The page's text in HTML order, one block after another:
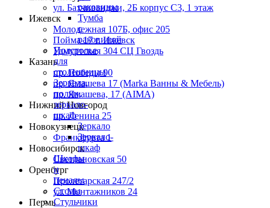
раковины
Тумба
с
раковиной
Подстолье
для
столешницы
Зеркала,
полки,
зеркало-
шкаф
Зеркало
Зеркало-
шкаф
Шкафы
и
пеналы
Столы
Стульчики
ул. Бахчиванджи, 2Б корпус С3, 1 этаж
Ижевск
Молодежная 107Б, офис 205
Пойма 17 г. Ижевск
Удмуртская 304 СЦ Гвоздь
Казань
пр. Победы 90
пр. Ямашева 17 (Marka Ванны & Мебель)
пр. Ямашева, 17 (AIMA)
Нижний Новгород
пр. Ленина 25
Новокузнецк
Франкфурта 1
Новосибирск
Светлановская 50
Оренбург
Пролетарская 247/2
ул. Монтажников 24
Пермь